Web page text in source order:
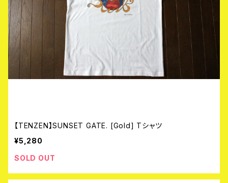
【TENZEN】SUNSET GATE. [Gold] Tシャツ
¥5,280
SOLD OUT